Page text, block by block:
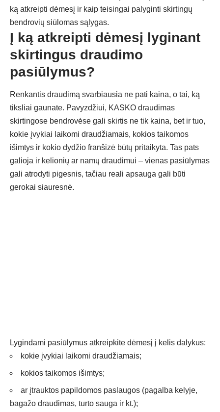
ką atkreipti dėmesį ir kaip teisingai palyginti skirtingų
bendrovių siūlomas sąlygas.
Į ką atkreipti dėmesį lyginant
skirtingus draudimo
pasiūlymus?
Renkantis draudimą svarbiausia ne pati kaina, o tai, ką
tiksliai gaunate. Pavyzdžiui, KASKO draudimas
skirtingose bendrovėse gali skirtis ne tik kaina, bet ir tuo,
kokie įvykiai laikomi draudžiamais, kokios taikomos
išimtys ir kokio dydžio franšizė būtų pritaikyta. Tas pats
galioja ir kelionių ar namų draudimui – vienas pasiūlymas
gali atrodyti pigesnis, tačiau reali apsauga gali būti
gerokai siauresnė.
Lygindami pasiūlymus atkreipkite dėmesį į kelis dalykus:
kokie įvykiai laikomi draudžiamais;
kokios taikomos išimtys;
ar įtrauktos papildomos paslaugos (pagalba kelyje,
bagažo draudimas, turto sauga ir kt.);